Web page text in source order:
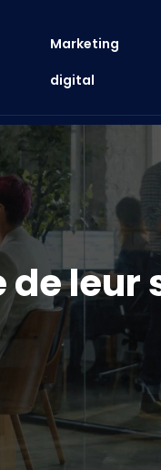
Marketing
digital
de leur